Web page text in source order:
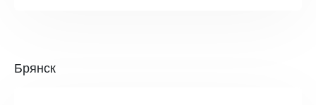
Брянск